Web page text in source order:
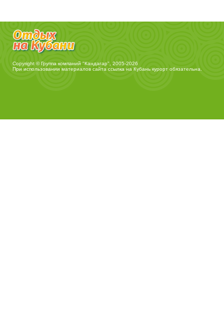
Copyright © Группа компаний "Кандагар", 2005-2026
При использовании материалов сайта ссылка на Кубань курорт обязательна.